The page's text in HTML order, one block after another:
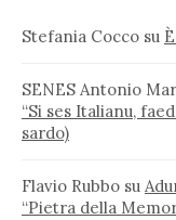
Stefania Cocco su
SENES Antonio
“Si ses Italianu,
sardo)
Flavio Rubbo su
“Pietra della